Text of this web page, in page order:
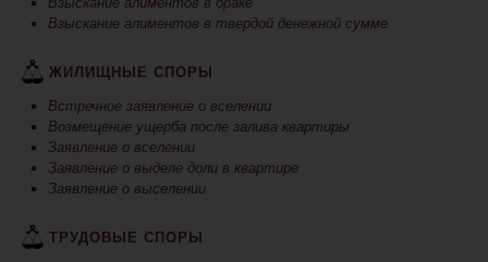
Взыскание алиментов в твердой денежной сумме
ЖИЛИЩНЫЕ СПОРЫ
Встречное заявление о вселении
Возмещение ущерба после залива квартиры
Заявление о вселении
Заявление о выделе доли в квартире
Заявление о выселении
ТРУДОВЫЕ СПОРЫ